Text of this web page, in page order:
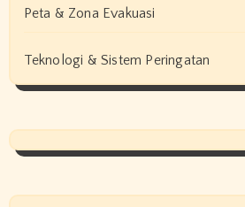
Peta & Zona Evakuasi
Teknologi & Sistem Peringatan